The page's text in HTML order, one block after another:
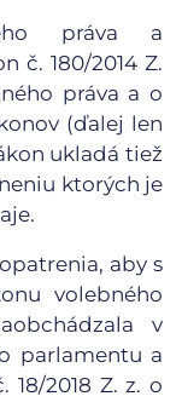
práva a
č. 180/2014 Z.
práva a o
(ďalej len
ukladá tiež
ktorých je
aby s
volebného
v
parlamentu a
18/2018 Z. z. o